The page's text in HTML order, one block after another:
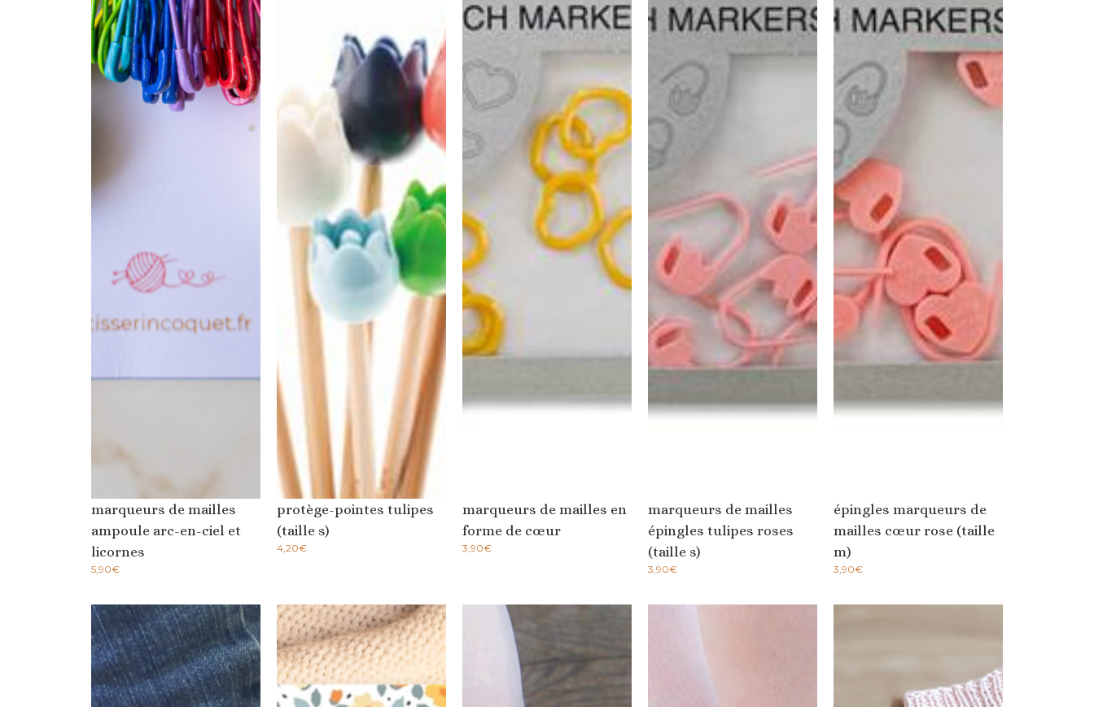
marqueurs de mailles
ampoule arc-en-ciel et
licornes
5,90€
protège-pointes tulipes
(taille s)
4,20€
marqueurs de mailles en
forme de cœur
3,90€
marqueurs de mailles
épingles tulipes roses
(taille s)
3,90€
épingles marqueurs de
mailles cœur rose (taille
m)
3,90€